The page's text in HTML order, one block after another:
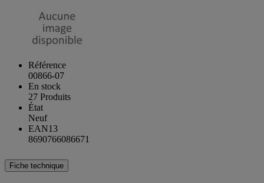
Référence
00866-07
En stock
27 Produits
État
Neuf
EAN13
8690766086671
Fiche technique